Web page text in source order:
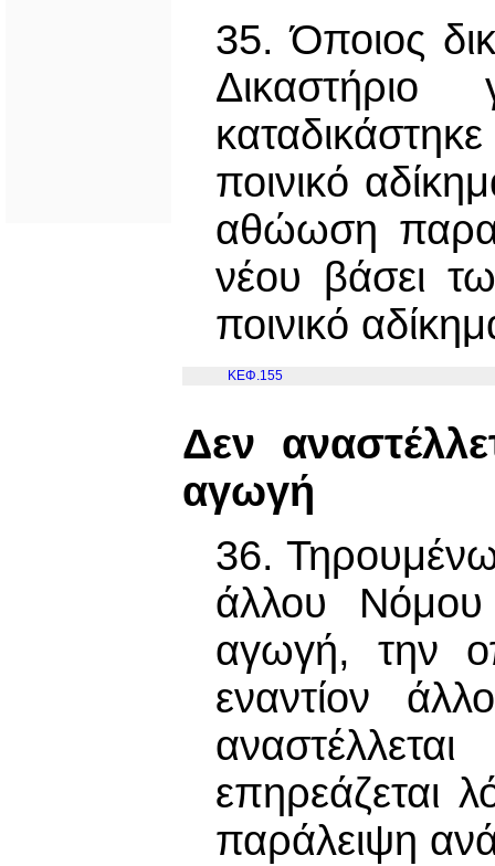
35. Όποιος
ποινικό
αθώωση
νέου βάσει
ποινικό
ΚΕΦ.155
Δεν
αγωγή
36.
άλλου Νόμου
αγωγή, την
εναντίον
επηρεάζεται
παράλειψη